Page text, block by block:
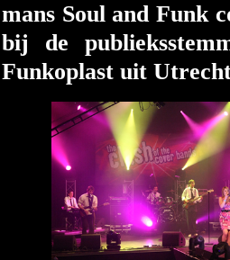
mans Soul and Funk
bij de
Funkoplast uit